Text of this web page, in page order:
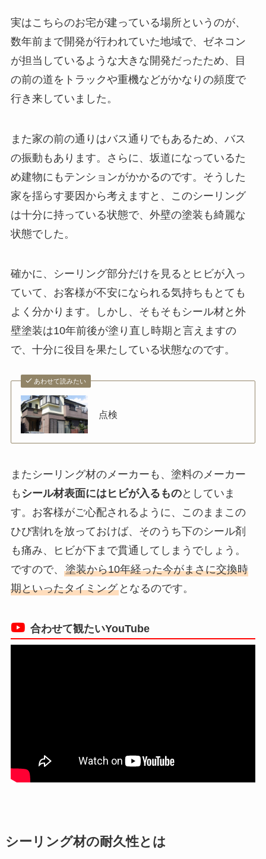
実はこちらのお宅が建っている場所というのが、
数年前まで開発が行われていた地域で、ゼネコン
が担当しているような大きな開発だったため、目
の前の道をトラックや重機などがかなりの頻度で
行き来していました。
また家の前の通りはバス通りでもあるため、バス
の振動もあります。さらに、坂道になっているた
め建物にもテンションがかかるのです。そうした
家を揺らす要因から考えますと、このシーリング
は十分に持っている状態で、外壁の塗装も綺麗な
状態でした。
確かに、シーリング部分だけを見るとヒビが入っ
ていて、お客様が不安になられる気持ちもとても
よく分かります。しかし、そもそもシール材と外
壁塗装は10年前後が塗り直し時期と言えますの
で、十分に役目を果たしている状態なのです。
あわせて読みたい
点検
またシーリング材のメーカーも、塗料のメーカー
も シール材表面にはヒビが入るものとしていま
す。お客様がご心配されるように、このままこの
ひび割れを放っておけば、そのうち下のシール剤
も痛み、ヒビが下まで貫通してしまうでしょう。
ですので、 塗装から10年経った今がまさに交換時
期といったタイミングとなるのです。
合わせて観たいYouTube
シーリング材の耐久性とは